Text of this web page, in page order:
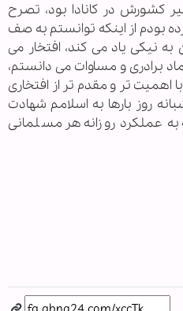
کشورش در کانادا بود، تصرح
بودم از اینکه توانستم به صف
به نیکی یاد می کند، افتخار می
برادری و مساوات می دانستم،
اهمیت تر و مقدم تر از افتخاری
روز بارها به اسلامم شهادت
عملکرد روزانه هر مسلمانی